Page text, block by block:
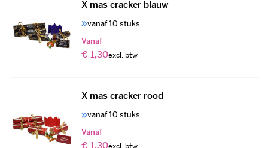
X-mas cracker blauw
vanaf 10 stuks
Vanaf
€ 1,30
X-mas cracker rood
vanaf 10 stuks
Vanaf
€ 1,30